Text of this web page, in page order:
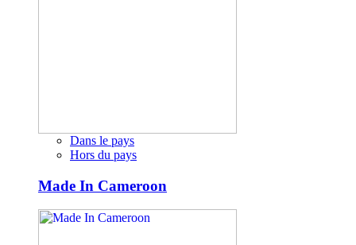
Dans le pays
Hors du pays
Made In Cameroon